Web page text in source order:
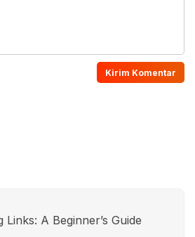
Links: A Beginner’s Guide